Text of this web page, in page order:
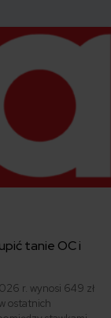
tanie OC i
r. wynosi 649 zł
ostatnich